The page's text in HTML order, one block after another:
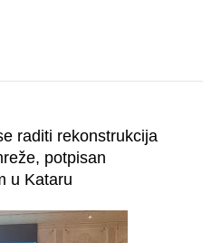
raditi rekonstrukcija
potpisan
u Kataru